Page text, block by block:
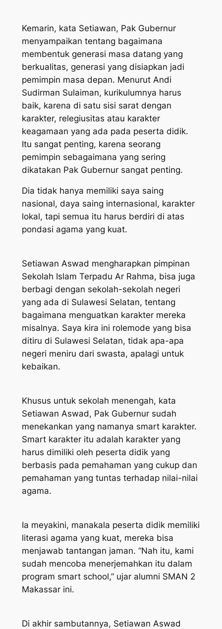
Kemarin, kata Setiawan, Pak Gubernur
menyampaikan tentang bagaimana
membentuk generasi masa datang yang
berkualitas, generasi yang disiapkan jadi
pemimpin masa depan. Menurut Andi
Sudirman Sulaiman, kurikulumnya harus
baik, karena di satu sisi sarat dengan
karakter, relegiusitas atau karakter
keagamaan yang ada pada peserta didik.
Itu sangat penting, karena seorang
pemimpin sebagaimana yang sering
dikatakan Pak Gubernur sangat penting.
Dia tidak hanya memiliki saya saing
nasional, daya saing internasional, karakter
lokal, tapi semua itu harus berdiri di atas
pondasi agama yang kuat.
Setiawan Aswad mengharapkan pimpinan
Sekolah Islam Terpadu Ar Rahma, bisa juga
berbagi dengan sekolah-sekolah negeri
yang ada di Sulawesi Selatan, tentang
bagaimana menguatkan karakter mereka
misalnya. Saya kira ini rolemode yang bisa
ditiru di Sulawesi Selatan, tidak apa-apa
negeri meniru dari swasta, apalagi untuk
kebaikan.
Khusus untuk sekolah menengah, kata
Setiawan Aswad, Pak Gubernur sudah
menekankan yang namanya smart karakter.
Smart karakter itu adalah karakter yang
harus dimiliki oleh peserta didik yang
berbasis pada pemahaman yang cukup dan
pemahaman yang tuntas terhadap nilai-nilai
agama.
Ia meyakini, manakala peserta didik memiliki
literasi agama yang kuat, mereka bisa
menjawab tantangan jaman. “Nah itu, kami
sudah mencoba menerjemahkan itu dalam
program smart school,” ujar alumni SMAN 2
Makassar ini.
Di akhir sambutannya, Setiawan Aswad